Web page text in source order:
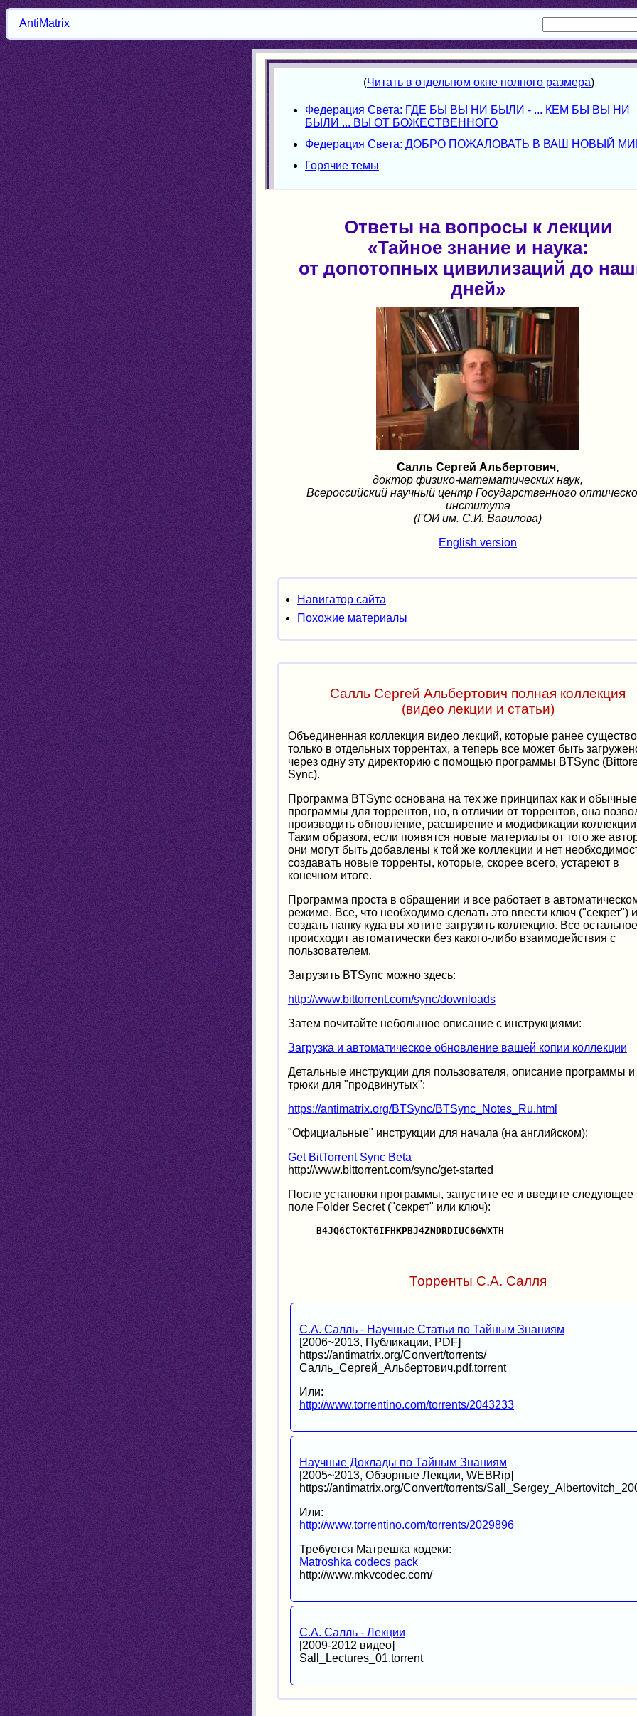
AntiMatrix
Ответы на вопросы к лекции
«Тайное знание и наука:
от допотопных цивилизаций до
дней»
Салль Сергей Альбертович,
доктор физико-математических наук,
Всероссийский научный центр Государственного
института
(ГОИ им. С.И. Вавилова)
English version
Навигатор сайта
Похожие материалы
Салль Сергей Альбертович полная коллекция
(видео лекции и статьи)
Объединенная коллекция видео лекций, которые ранее
только в отдельных торрентах, а теперь все может быть
через одну эту директорию с помощью программы BTSync
Sync).
Программа BTSync основана на тех же принципах как и обычные
программы для торрентов, но, в отличии от торрентов, она
производить обновление, расширение и модификации
Таким образом, если появятся новые материалы от того же
они могут быть добавлены к той же коллекции и нет
создавать новые торренты, которые, скорее всего, устареют в
конечном итоге.
Программа проста в обращении и все работает в
режиме. Все, что необходимо сделать это ввести ключ ("секрет") и
создать папку куда вы хотите загрузить коллекцию. Все остальное
происходит автоматически без какого-либо взаимодействия с
пользователем.
Загрузить BTSync можно здесь:
http://www.bittorrent.com/sync/downloads
Затем почитайте небольшое описание с инструкциями:
Загрузка и автоматическое обновление вашей копии коллекции
Детальные инструкции для пользователя, описание программы и
трюки для "продвинутых":
https://antimatrix.org/BTSync/BTSync_Notes_Ru.html
"Официальные" инструкции для начала (на английском):
Get BitTorrent Sync Beta
http://www.bittorrent.com/sync/get-started
После установки программы, запустите ее и введите следующее
поле Folder Secret ("секрет" или ключ):
B4JQ6CTQKT6IFHKPBJ4ZNDRDIUC6GWXTH
Торренты С.А. Салля
С.А. Салль - Научные Статьи по Тайным Знаниям
[2006~2013, Публикации, PDF]
https://antimatrix.org/Convert/torrents/
Салль_Сергей_Альбертович.pdf.torrent
Или:
http://www.torrentino.com/torrents/2043233
Научные Доклады по Тайным Знаниям
[2005~2013, Обзорные Лекции, WEBRip]
https://antimatrix.org/Convert/torrents/
Или:
http://www.torrentino.com/torrents/2029896
Требуется Матрешка кодеки:
Matroshka codecs pack
http://www.mkvcodec.com/
С.А. Салль - Лекции
[2009-2012 видео]
Sall_Lectures_01.torrent